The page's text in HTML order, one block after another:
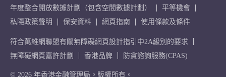
年度整合開放數據計劃（包含空間數據計劃）
平等機會
私隱政策聲明
保安資料 網頁指南 使用條款及條件
符合萬維網聯盟有關無障礙網頁設計指引中2A級別的要求
無障礙網頁嘉許計劃
香港品牌 防貪諮詢服務(CPAS)
© 2026 年香港金融管理局。版權所有。